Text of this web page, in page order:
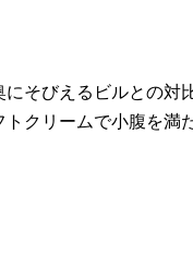
にそびえるビルとの対
クリームで小腹を満